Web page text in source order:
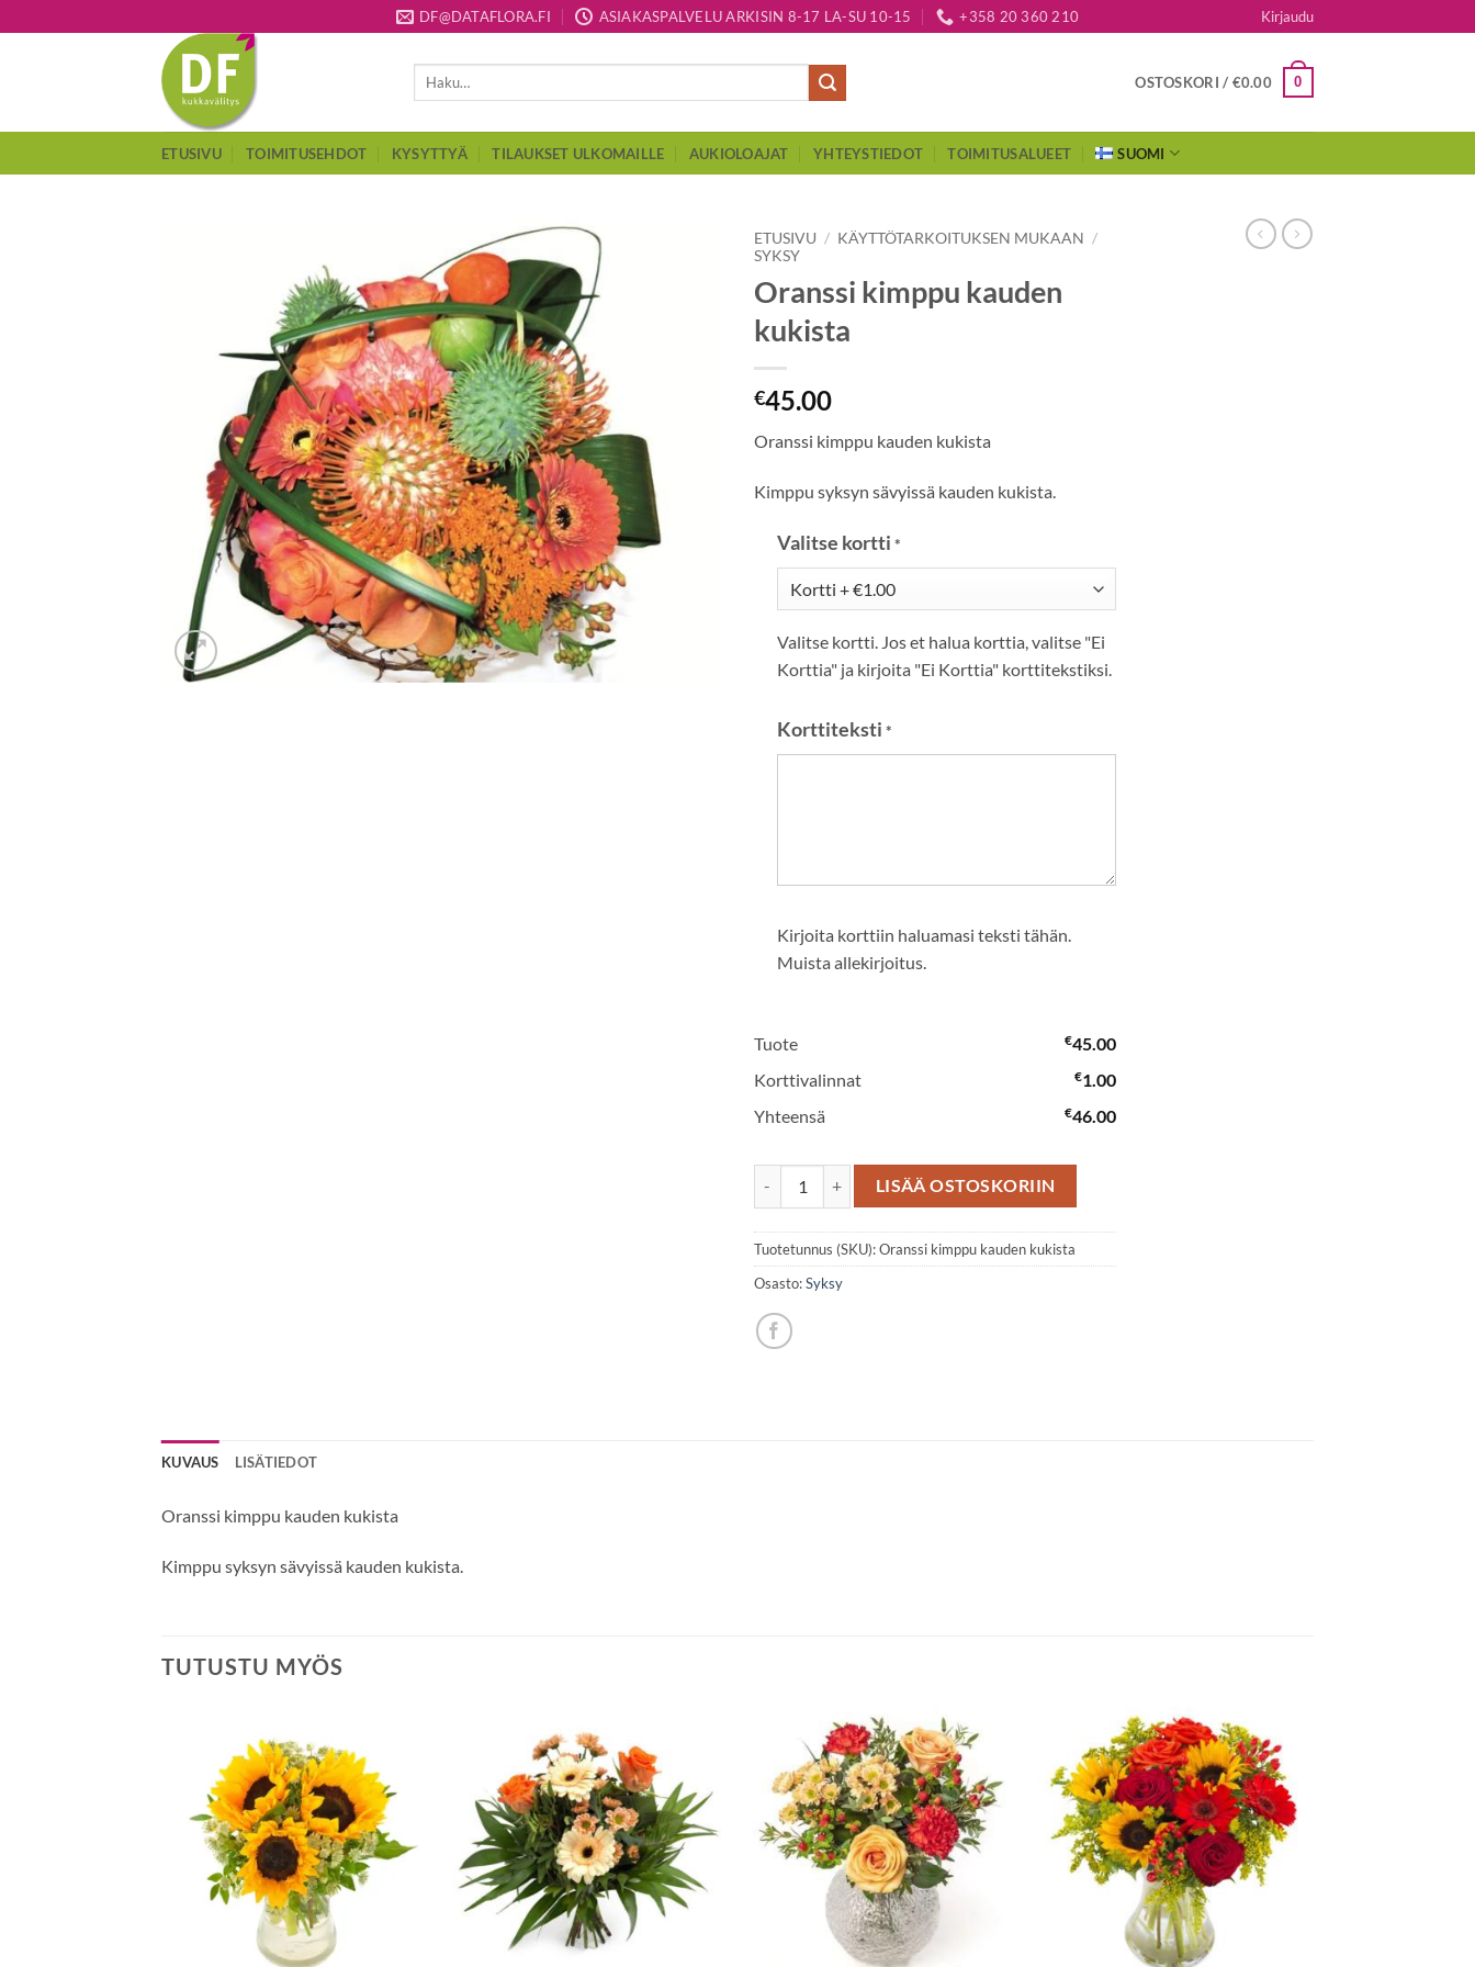
to
DF@DATAFLORA.FI ASIAKASPALVELU ARKISIN 8-17 LA-SU 10-15 +358 20 360 210 Kirjaudu
Etsi:
OSTOSKORI / €0.00 0
ETUSIVU TOIMITUSEHDOT KYSYTTYÄ TILAUKSET ULKOMAILLE AUKIOLOAJAT YHTEYSTIEDOT TOIMITUSALUEET SUOMI
ETUSIVU / KÄYTTÖTARKOITUKSEN MUKAAN /
SYKSY
Oranssi kimppu kauden
kukista
€45.00
Oranssi kimppu kauden kukista
Kimppu syksyn sävyissä kauden kukista.
Valitse kortti *
Valitse kortti. Jos et halua korttia, valitse "Ei
Korttia" ja kirjoita "Ei Korttia" korttitekstiksi.
Korttiteksti *
Kirjoita korttiin haluamasi teksti tähän.
Muista allekirjoitus.
Tuote €45.00
Korttivalinnat
€1.00
Yhteensä
€46.00
Oranssi kimppu kauden kukista määrä
LISÄÄ OSTOSKORIIN
Tuotetunnus (SKU):Oranssi kimppu kauden kukista
Osasto:Syksy
KUVAUS LISÄTIEDOT
Oranssi kimppu kauden kukista
Kimppu syksyn sävyissä kauden kukista.
TUTUSTU MYÖS